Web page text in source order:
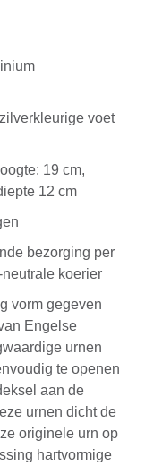
voet
19 cm,
12 cm
bezorging per
koerier
vorm gegeven
Engelse
urnen
te openen
aan de
urnen dicht de
originele urn op
hartvormige